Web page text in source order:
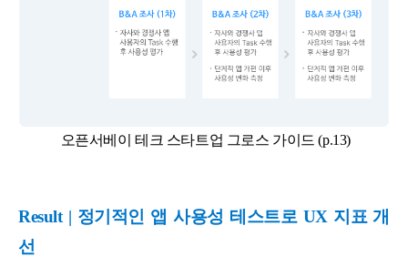
오픈서베이 테크 스타트업 그로스 가이드 (p.13)
Result | 정기적인 앱 사용성 테스트로 UX 지표 개
선